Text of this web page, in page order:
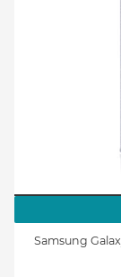
Samsung